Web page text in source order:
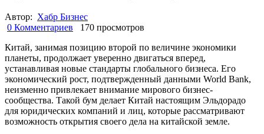
Автор: Хабр Бизнес
0 Комментариев
170 просмотров
Китай, занимая позицию второй по величине экономики
планеты, продолжает уверенно двигаться вперед,
устанавливая новые стандарты глобального бизнеса. Его
экономический рост, подтвержденный данными World Bank,
неизменно привлекает внимание мирового бизнес-
сообщества. Такой бум делает Китай настоящим Эльдорадо
для юридических компаний и лиц, которые рассматривают
возможность открытия своего дела на китайской земле.